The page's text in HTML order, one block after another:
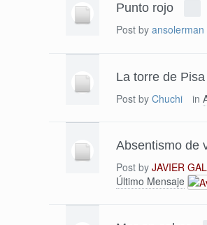
Punto rojo
Post by ansolerman
La torre de Pisa
Post by Chuchi in
Absentismo de
Post by JAVIER
Último Mensaje